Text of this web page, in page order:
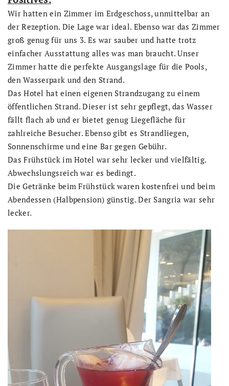
Wir hatten ein Zimmer im Erdgeschoss, unmittelbar an
der Rezeption. Die Lage war ideal. Ebenso war das Zimmer
groß genug für uns 3. Es war sauber und hatte trotz
einfacher Ausstattung alles was man braucht. Unser
Zimmer hatte die perfekte Ausgangslage für die Pools,
den Wasserpark und den Strand.
Das Hotel hat einen eigenen Strandzugang zu einem
öffentlichen Strand. Dieser ist sehr gepflegt, das Wasser
fällt flach ab und er bietet genug Liegefläche für
zahlreiche Besucher. Ebenso gibt es Strandliegen,
Sonnenschirme und eine Bar gegen Gebühr.
Das Frühstück im Hotel war sehr lecker und vielfältig.
Abwechslungsreich war es bedingt.
Die Getränke beim Frühstück waren kostenfrei und beim
Abendessen (Halbpension) günstig. Der Sangria war sehr
lecker.